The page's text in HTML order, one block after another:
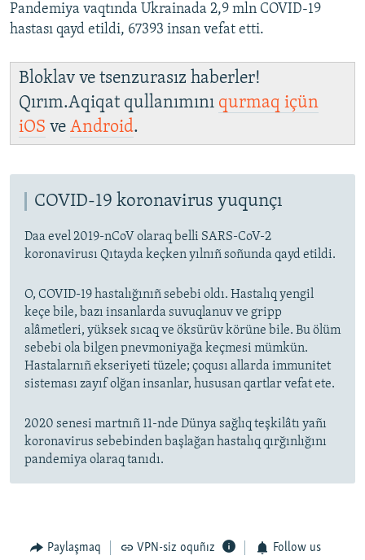
Pandemiya vaqtında Ukrainada 2,9 mln COVID-19
hastası qayd etildi, 67393 insan vefat etti.
Bloklav ve tsenzurasız haberler!
Qırım.Aqiqat qullanımını qurmaq içün
iOS ve Android.
COVID-19 koronavirus yuqunçı
Daa evel 2019-nCoV olaraq belli SARS-CoV-2
koronavirusı Qıtayda keçken yılnıñ soñunda qayd etildi.
O, COVID-19 hastalığınıñ sebebi oldı. Hastalıq yengil
keçe bile, bazı insanlarda suvuqlanuv ve gripp
alâmetleri, yüksek sıcaq ve öksürüv körüne bile. Bu ölüm
sebebi ola bilgen pnevmoniyağa keçmesi mümkün.
Hastalarnıñ ekseriyeti tüzele; çoqusı allarda immunitet
sisteması zayıf olğan insanlar, hususan qartlar vefat ete.
2020 senesi martnıñ 11-nde Dünya sağlıq teşkilâtı yañı
koronavirus sebebinden başlağan hastalıq qırğınlığını
pandemiya olaraq tanıdı.
Paylaşmaq VPN-siz oquñız Follow us